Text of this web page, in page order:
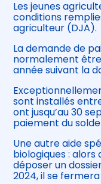
Les jeunes
conditions
agriculteur (DJA).
La demande de
normalement
année suivant la
sont installés
ont jusqu’au 30
paiement du
Une autre aide
biologiques :
déposer un
2024, il se